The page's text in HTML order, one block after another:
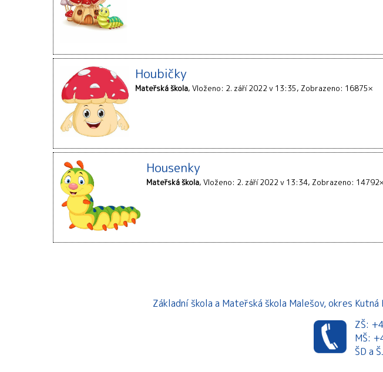
Houbičky
Mateřská škola Vloženo: 2. září 2022 v 13:35 Zobrazeno: 16875×
Housenky
Mateřská škola Vloženo: 2. září 2022 v 13:34 Zobrazeno: 14792×
Základní škola a Mateřská škola Malešov, okres
ZŠ:
MŠ:
ŠD a